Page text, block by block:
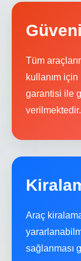
Tüm
kullanım için
garantisi ile
verilmektedir.
Araç
sağlanması